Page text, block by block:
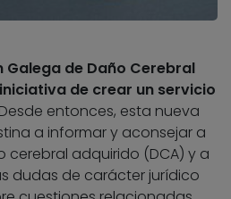
Galega de Daño Cerebral
de crear un servicio
entonces, esta nueva
a informar y aconsejar a
cerebral adquirido (DCA) y a
dudas de carácter jurídico